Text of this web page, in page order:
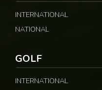
INTERNATIONAL
NATIONAL
GOLF
INTERNATIONAL